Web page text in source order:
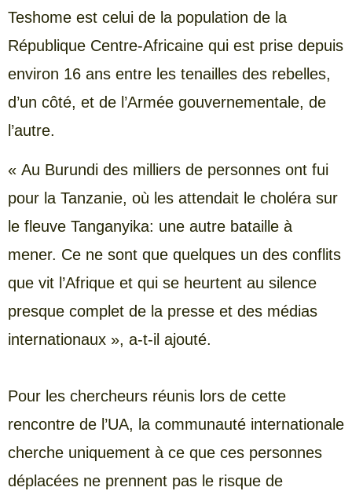
Teshome est celui de la population de la
République Centre-Africaine qui est prise depuis
environ 16 ans entre les tenailles des rebelles,
d’un côté, et de l’Armée gouvernementale, de
l’autre.
« Au Burundi des milliers de personnes ont fui
pour la Tanzanie, où les attendait le choléra sur
le fleuve Tanganyika: une autre bataille à
mener. Ce ne sont que quelques un des conflits
que vit l’Afrique et qui se heurtent au silence
presque complet de la presse et des médias
internationaux », a-t-il ajouté.
Pour les chercheurs réunis lors de cette
rencontre de l’UA, la communauté internationale
cherche uniquement à ce que ces personnes
déplacées ne prennent pas le risque de